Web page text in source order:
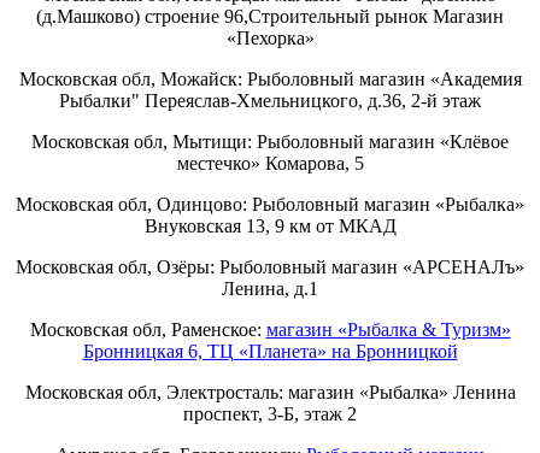
(д.Машково) строение 96,Строительный рынок Магазин
«Пехорка»
Московская обл, Можайск: Рыболовный магазин «Академия
Рыбалки" Переяслав-Хмельницкого, д.36, 2-й этаж
Московская обл, Мытищи: Рыболовный магазин «Клёвое
местечко» Комарова, 5
Московская обл, Одинцово: Рыболовный магазин «Рыбалка»
Внуковская 13, 9 км от МКАД
Московская обл, Озёры: Рыболовный магазин «АРСЕНАЛъ»
Ленина, д.1
Московская обл, Раменское: магазин «Рыбалка & Туризм»
Бронницкая 6, ТЦ «Планета» на Бронницкой
Московская обл, Электросталь: магазин «Рыбалка» Ленина
проспект, 3-Б, этаж 2